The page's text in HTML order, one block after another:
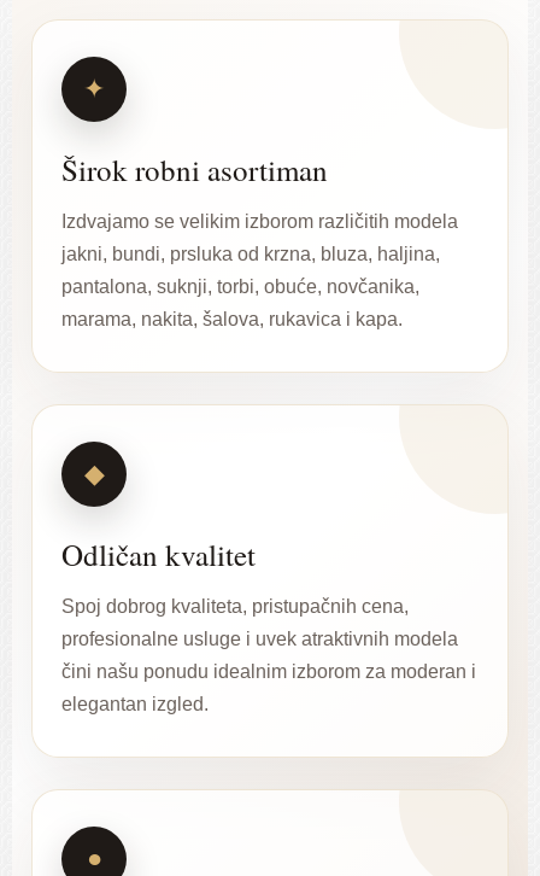
✦
Širok robni asortiman
Izdvajamo se velikim izborom različitih modela
jakni, bundi, prsluka od krzna, bluza, haljina,
pantalona, suknji, torbi, obuće, novčanika,
marama, nakita, šalova, rukavica i kapa.
◆
Odličan kvalitet
Spoj dobrog kvaliteta, pristupačnih cena,
profesionalne usluge i uvek atraktivnih modela
čini našu ponudu idealnim izborom za moderan i
elegantan izgled.
●